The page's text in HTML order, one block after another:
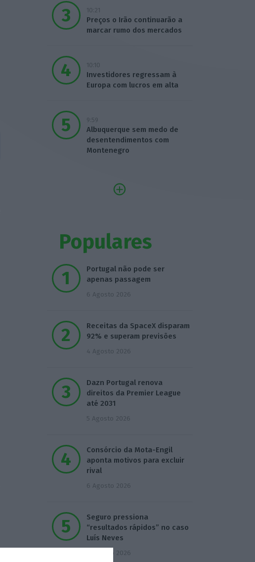
10:21
Preços o Irão continuarão a
marcar rumo dos mercados
10:10
Investidores regressam à
Europa com lucros em alta
9:59
Albuquerque sem medo de
desentendimentos com
Montenegro
Populares
Portugal não pode ser
apenas passagem
6 Agosto 2026
Receitas da SpaceX disparam
92% e superam previsões
4 Agosto 2026
Dazn Portugal renova
direitos da Premier League
até 2031
5 Agosto 2026
Consórcio da Mota-Engil
aponta motivos para excluir
rival
6 Agosto 2026
Seguro pressiona
“resultados rápidos” no caso
Luís Neves
6 Agosto 2026